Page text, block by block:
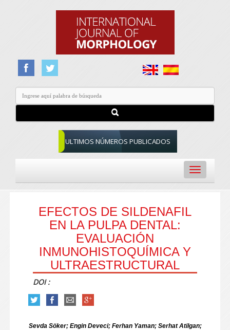
ULTIMOS NÚMEROS PUBLICADOS
Toggle
navigation
EFECTOS DE SILDENAFIL
EN LA PULPA DENTAL:
EVALUACIÓN
INMUNOHISTOQUÍMICA Y
ULTRAESTRUCTURAL
DOI :
Sevda Söker; Engin Deveci; Ferhan Yaman; Serhat Atilgan;